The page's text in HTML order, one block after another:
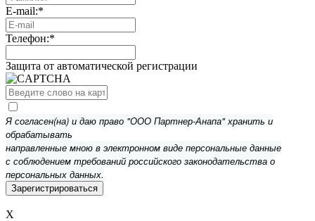
E-mail:*
Телефон:*
Защита от автоматической регистрации
Я согласен(на) и даю право "ООО Партнер-Анапа" хранить и
обрабатывать
направленные мною в электронном виде персональные данные
с соблюдением требований российского законодательства о
персональных данных.
X